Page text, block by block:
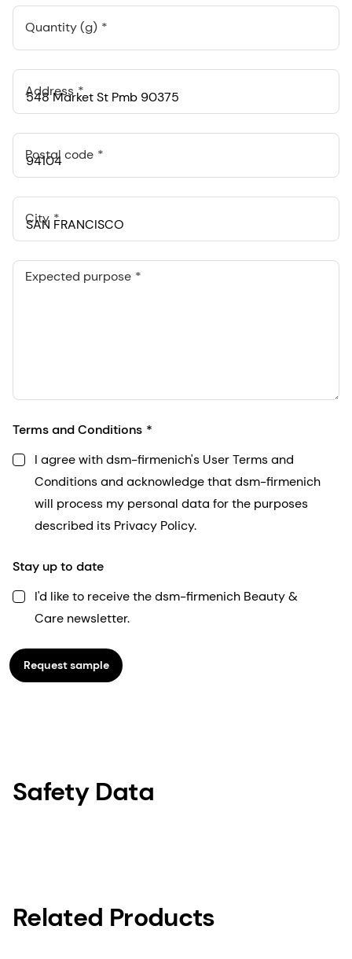
Quantity (g)
Address
Postal code
City
Expected purpose
Terms and Conditions
I agree with dsm-firmenich's User Terms and
Conditions and acknowledge that dsm-firmenich
will process my personal data for the purposes
described its Privacy Policy.
Stay up to date
I'd like to receive the dsm-firmenich Beauty &
Care newsletter.
Request sample
Safety Data
Related Products